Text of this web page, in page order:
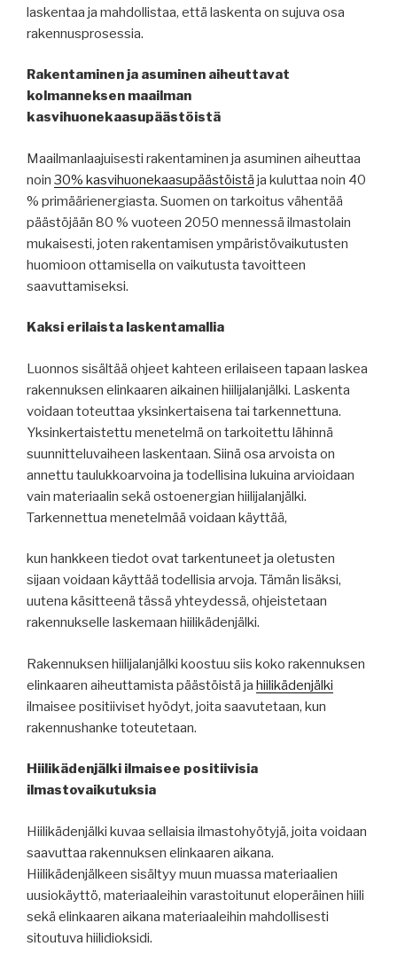
laskentaa ja mahdollistaa, että laskenta on sujuva osa
rakennusprosessia.
Rakentaminen ja asuminen aiheuttavat
kolmanneksen maailman
kasvihuonekaasupäästöistä
Maailmanlaajuisesti rakentaminen ja asuminen aiheuttaa
noin 30% kasvihuonekaasupäästöistä ja kuluttaa noin 40
% primäärienergiasta. Suomen on tarkoitus vähentää
päästöjään 80 % vuoteen 2050 mennessä ilmastolain
mukaisesti, joten rakentamisen ympäristövaikutusten
huomioon ottamisella on vaikutusta tavoitteen
saavuttamiseksi.
Kaksi erilaista laskentamallia
Luonnos sisältää ohjeet kahteen erilaiseen tapaan laskea
rakennuksen elinkaaren aikainen hiilijalanjälki. Laskenta
voidaan toteuttaa yksinkertaisena tai tarkennettuna.
Yksinkertaistettu menetelmä on tarkoitettu lähinnä
suunnitteluvaiheen laskentaan. Siinä osa arvoista on
annettu taulukkoarvoina ja todellisina lukuina arvioidaan
vain materiaalin sekä ostoenergian hiilijalanjälki.
Tarkennettua menetelmää voidaan käyttää,
kun hankkeen tiedot ovat tarkentuneet ja oletusten
sijaan voidaan käyttää todellisia arvoja. Tämän lisäksi,
uutena käsitteenä tässä yhteydessä, ohjeistetaan
rakennukselle laskemaan hiilikädenjälki.
Rakennuksen hiilijalanjälki koostuu siis koko rakennuksen
elinkaaren aiheuttamista päästöistä ja hiilikädenjälki
ilmaisee positiiviset hyödyt, joita saavutetaan, kun
rakennushanke toteutetaan.
Hiilikädenjälki ilmaisee positiivisia
ilmastovaikutuksia
Hiilikädenjälki kuvaa sellaisia ilmastohyötyjä, joita voidaan
saavuttaa rakennuksen elinkaaren aikana.
Hiilikädenjälkeen sisältyy muun muassa materiaalien
uusiokäyttö, materiaaleihin varastoitunut eloperäinen hiili
sekä elinkaaren aikana materiaaleihin mahdollisesti
sitoutuva hiilidioksidi.